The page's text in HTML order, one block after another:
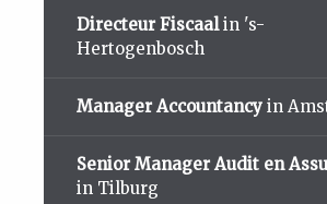
Directeur Fiscaalin 's-
Hertogenbosch
Manager Accountancy in
Senior Manager Audit en
in Tilburg